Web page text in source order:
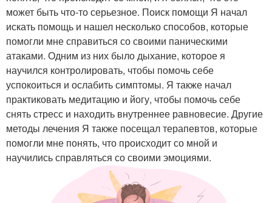
может быть что-то серьезное. Поиск помощи Я начал
искать помощь и нашел несколько способов, которые
помогли мне справиться со своими паническими
атаками. Одним из них было дыхание, которое я
научился контролировать, чтобы помочь себе
успокоиться и ослабить симптомы. Я также начал
практиковать медитацию и йогу, чтобы помочь себе
снять стресс и находить внутреннее равновесие. Другие
методы лечения Я также посещал терапевтов, которые
помогли мне понять, что происходит со мной и
научились справляться со своими эмоциями.